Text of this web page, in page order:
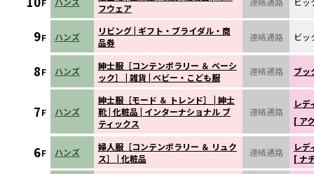
F
フウェア
9F ハンズ
リビング | ギフト・ブライダル・商
品券
連絡通路 ビッ
8F ハンズ
紳士服［コンテンポラリー ＆ ベーシ
ック］ | 雑貨 | ベビー・こども服
連絡通路 ブッ
7F ハンズ
紳士服［モード ＆ トレンド］ | 紳士
靴 | 化粧品 | インターナショナル ブ
ティックス
連絡通路
レデ
[ ア
6F ハンズ
婦人服［コンテンポラリー ＆ リュク
ス］ | 化粧品
連絡通路
レデ
[ ナ